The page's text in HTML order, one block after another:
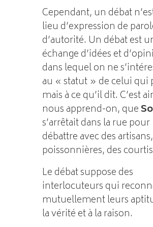
Cependant, un débat
lieu d’expression de
d’autorité. Un débat est
échange d’idées et
dans lequel on ne
au « statut » de celui qui
mais à ce qu’il dit. C’est
nous apprend-on, que
s’arrêtait dans la rue pour
débattre avec des
poissonnières, des
Le débat suppose des
interlocuteurs qui
mutuellement leurs
la vérité et à la raison.